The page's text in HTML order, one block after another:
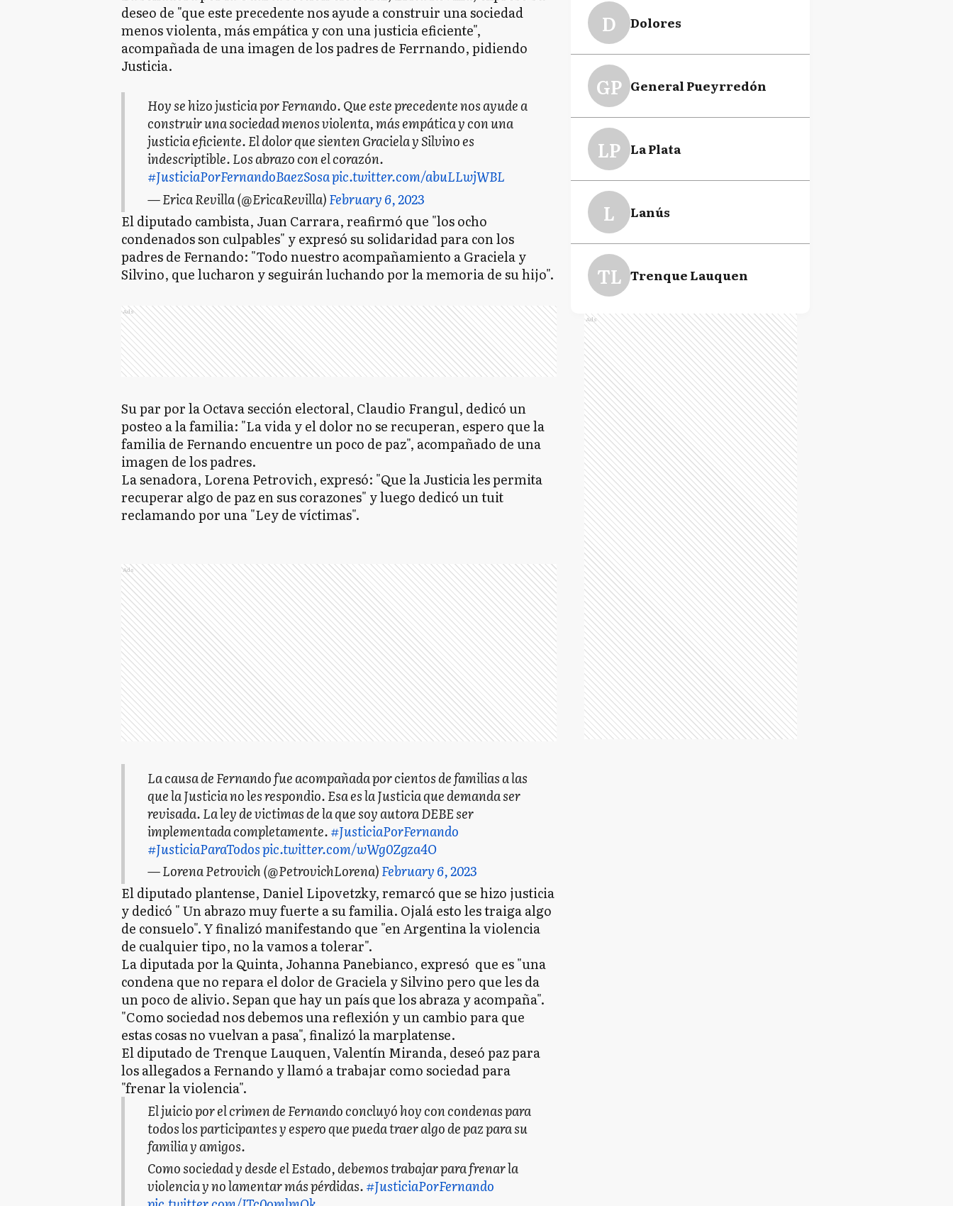
deseo de "que este precedente nos ayude a construir una sociedad
menos violenta, más empática y con una justicia eficiente",
acompañada de una imagen de los padres de Ferrnando, pidiendo
Justicia.
Hoy se hizo justicia por Fernando. Que este precedente nos ayude a
construir una sociedad menos violenta, más empática y con una
justicia eficiente. El dolor que sienten Graciela y Silvino es
indescriptible. Los abrazo con el corazón.
#JusticiaPorFernandoBaezSosapic.twitter.com/abuLLwjWBL
— Erica Revilla (@EricaRevilla)February 6, 2023
El diputado cambista, Juan Carrara, reafirmó que "los ocho
condenados son culpables" y expresó su solidaridad para con los
padres de Fernando: "Todo nuestro acompañamiento a Graciela y
Silvino, que lucharon y seguirán luchando por la memoria de su hijo".
Ads
Su par por la Octava sección electoral, Claudio Frangul, dedicó un
posteo a la familia: "La vida y el dolor no se recuperan, espero que la
familia de Fernando encuentre un poco de paz", acompañado de una
imagen de los padres.
La senadora, Lorena Petrovich, expresó: "Que la Justicia les permita
recuperar algo de paz en sus corazones" y luego dedicó un tuit
reclamando por una "Ley de víctimas".
Ads
La causa de Fernando fue acompañada por cientos de familias a las
que la Justicia no les respondio. Esa es la Justicia que demanda ser
revisada. La ley de victimas de la que soy autora DEBE ser
implementada completamente.#JusticiaPorFernando
#JusticiaParaTodospic.twitter.com/wWg0Zgza4O
— Lorena Petrovich (@PetrovichLorena)February 6, 2023
El diputado plantense, Daniel Lipovetzky, remarcó que se hizo justicia
y dedicó " Un abrazo muy fuerte a su familia. Ojalá esto les traiga algo
de consuelo". Y finalizó manifestando que "en Argentina la violencia
de cualquier tipo, no la vamos a tolerar".
La diputada por la Quinta, Johanna Panebianco, expresó que es "una
condena que no repara el dolor de Graciela y Silvino pero que les da
un poco de alivio. Sepan que hay un país que los abraza y acompaña".
"Como sociedad nos debemos una reflexión y un cambio para que
estas cosas no vuelvan a pasa", finalizó la marplatense.
El diputado de Trenque Lauquen, Valentín Miranda, deseó paz para
los allegados a Fernando y llamó a trabajar como sociedad para
"frenar la violencia".
El juicio por el crimen de Fernando concluyó hoy con condenas para
todos los participantes y espero que pueda traer algo de paz para su
familia y amigos.
Como sociedad y desde el Estado, debemos trabajar para frenar la
violencia y no lamentar más pérdidas.#JusticiaPorFernando
María Lorena Petrovich
Johanna Pamela
Claudio Gustavo Frangul
Juan Bautista Carrara
D Dolores
GP General Pueyrredón
LP La Plata
L Lanús
TL Trenque Lauquen
Ads